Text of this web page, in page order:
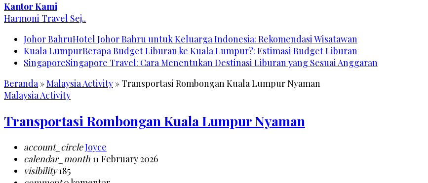
Kantor Kami
Harmoni Travel Sej..
Johor BahruHotel Johor Bahru untuk Keluarga Indonesia: Rekomendasi Wisatawan
Kuala LumpurBerapa Budget Liburan ke Kuala Lumpur?: Estimasi Budget Liburan
SingaporeSingapore Travel: Cara Menentukan Destinasi Liburan yang Sesuai Anggaran
Beranda»Malaysia Activity » Transportasi Rombongan Kuala Lumpur Nyaman
Malaysia Activity
Transportasi Rombongan Kuala Lumpur Nyaman
account_circleJoyce
calendar_month 11 February 2026
visibility185